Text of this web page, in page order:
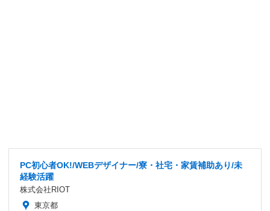
PC初心者OK!/WEBデザイナー/寮・社宅・家賃補助あり/未
経験活躍
株式会社RIOT
東京都